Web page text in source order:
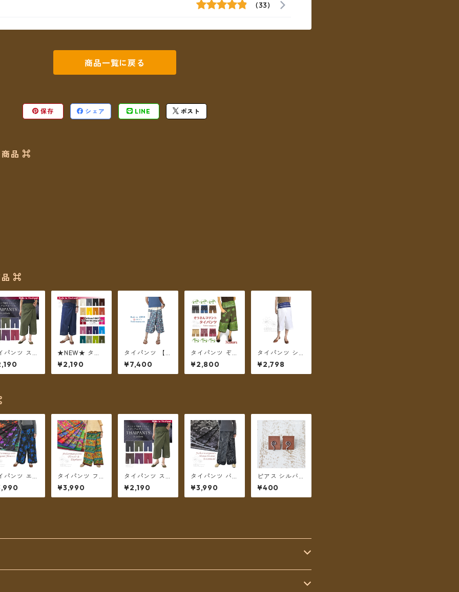
(33)
商品一覧に戻る
保存 シェア LINE ポスト
商品 ⌘
品 ⌘
パンツ スト
プコットン
ット付き ミ
アム丈 6カ
★NEW★ タイ
パンツ コットン
無地 ポケット付
き ミディアム丈
¥2,190
タイパンツ 【チ
ェトパン】 Fish
ermanpants-0
50 ＊メール便
¥7,400
タイパンツ ぞう
さんプリント ミ
ディアム丈 ★7
カラー★【メー
¥2,800
タイパンツ シン
プル折返しプリ
ント ミディアム
丈（ホワイト）
¥2,798
パンツ エレ
トフラワー
ー リゾパ
ング丈【メ
タイパンツ フラ
ワー＆エレファ
ントプリント 7
カラー リゾパン
¥3,990
タイパンツ スト
ライプコットン
ポケット付き ミ
ディアム丈 6カ
¥2,190
タイパンツ バリ
バティック柄 モ
ノトーン ボタニ
カル 3タイプ リ
¥3,990
ピアス シルバー
ピアス うず
¥400